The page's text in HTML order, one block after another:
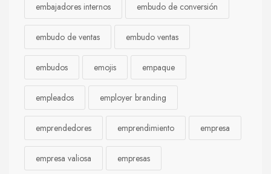
embajadores internos embudo de conversión
embudo de ventas embudo ventas
embudos emojis empaque
empleados employer branding
emprendedores emprendimiento empresa
empresa valiosa empresas